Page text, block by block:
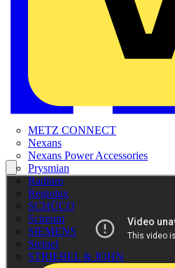
METZ CONNECT
Nexans
Nexans Power Accessories
Prysmian
Radium
Regiolux
SCHÜCO
Scireum
SIEMENS
Steinel
STRIEBEL & JOHN